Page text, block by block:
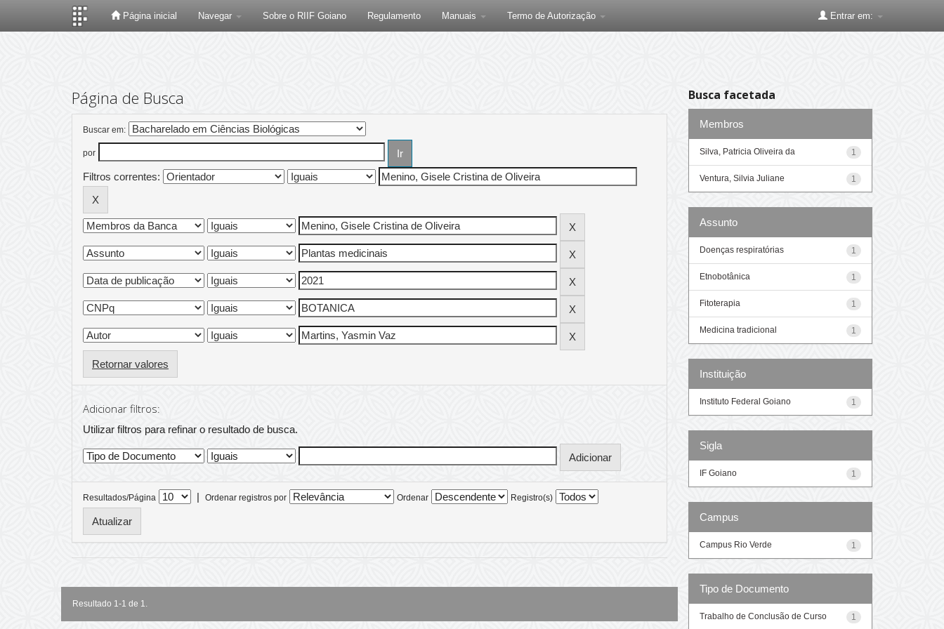
Página inicial Navegar Sobre o RIIF Goiano Regulamento Manuais Termo de Autorização Entrar em:
Página de Busca
Buscar em:
por
Filtros correntes:
Retornar valores
Adicionar filtros:
Utilizar filtros para refinar o resultado de busca.
Resultados/Página | Ordenar registros por Ordenar Registro(s)
Resultado 1-1 de 1.
Busca facetada
Membros
1
Silva, Patricia Oliveira da
1
Ventura, Silvia Juliane
Assunto
1
Doenças respiratórias
1
Etnobotânica
1
Fitoterapia
1
Medicina tradicional
Instituição
1
Instituto Federal Goiano
Sigla
1
IF Goiano
Campus
1
Campus Rio Verde
Tipo de Documento
1
Trabalho de Conclusão de Curso